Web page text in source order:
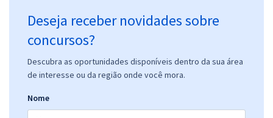
Deseja receber novidades sobre
concursos?
Descubra as oportunidades disponíveis dentro da sua área
de interesse ou da região onde você mora.
Nome